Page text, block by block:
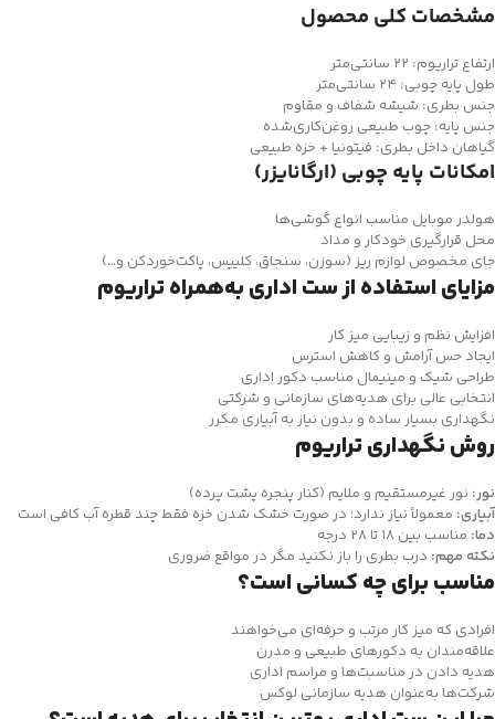
مشخصات کلی محصول
ارتفاع تراریوم: ۲۲ سانتی‌متر
طول پایه چوبی: ۲۴ سانتی‌متر
جنس بطری: شیشه شفاف و مقاوم
جنس پایه: چوب طبیعی روغن‌کاری‌شده
گیاهان داخل بطری: فیتونیا + خزه طبیعی
امکانات پایه چوبی (ارگانایزر)
هولدر موبایل مناسب انواع گوشی‌ها
محل قرارگیری خودکار و مداد
جای مخصوص لوازم ریز (سوزن، سنجاق، کلیپس، پاکت‌خوردکن و…)
مزایای استفاده از ست اداری به‌همراه تراریوم
افزایش نظم و زیبایی میز کار
ایجاد حس آرامش و کاهش استرس
طراحی شیک و مینیمال مناسب دکور اداری
انتخابی عالی برای هدیه‌های سازمانی و شرکتی
نگهداری بسیار ساده و بدون نیاز به آبیاری مکرر
روش نگهداری تراریوم
نور: نور غیرمستقیم و ملایم (کنار پنجره پشت پرده)
آبیاری: معمولاً نیاز ندارد؛ در صورت خشک شدن خزه فقط چند قطره آب کافی است
دما: مناسب بین ۱۸ تا ۲۸ درجه
نکته مهم: درب بطری را باز نکنید مگر در مواقع ضروری
مناسب برای چه کسانی است؟
افرادی که میز کار مرتب و حرفه‌ای می‌خواهند
علاقه‌مندان به دکورهای طبیعی و مدرن
هدیه دادن در مناسبت‌ها و مراسم اداری
شرکت‌ها به‌عنوان هدیه سازمانی لوکس